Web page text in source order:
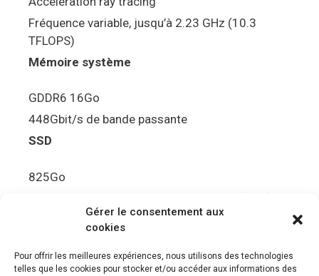
Gérer le consentement aux
cookies
Pour offrir les meilleures expériences, nous utilisons des technologies
telles que les cookies pour stocker et/ou accéder aux informations des
Fréquence variable, jusqu’à 2.23 GHz (10.3
TFLOPS)
Mémoire système
GDDR6 16Go
448Gbit/s de bande passante
SSD
825Go
5.5Gbit/s de bande passante en lecture (Brut)
Disque de jeu PS5
Ultra HD Blu-ray™, jusqu’à 100Go/disque